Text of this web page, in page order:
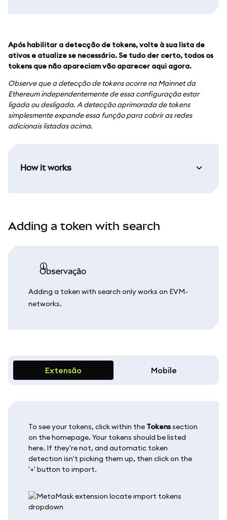
Após habilitar a detecção de tokens, volte à sua lista de
ativos e atualize se necessário. Se tudo der certo, todos os
tokens que não apareciam vão aparecer aqui agora.
Observe que a detecção de tokens ocorre na Mainnet da
Ethereum independentemente de essa configuração estar
ligada ou desligada. A detecção aprimorada de tokens
simplesmente expande essa função para cobrir as redes
adicionais listadas acima.
How it works
Adding a token with search
observação
Adding a token with search only works on EVM-
networks.
Extensão Mobile
To see your tokens, click within the Tokenssection
on the homepage. Your tokens should be listed
here. If they're not, and automatic token
detection isn't picking them up, then click on the
'+' button to import.